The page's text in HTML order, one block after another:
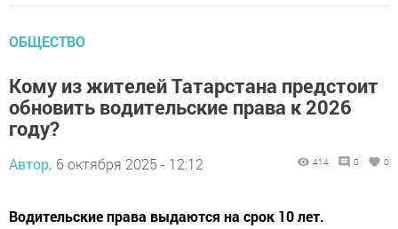
ОБЩЕСТВО
Кому из жителей Татарстана предстоит
обновить водительские права к 2026
году?
Автор, 6 октября 2025 - 12:12 414 0 0
Водительские права выдаются на срок 10 лет.